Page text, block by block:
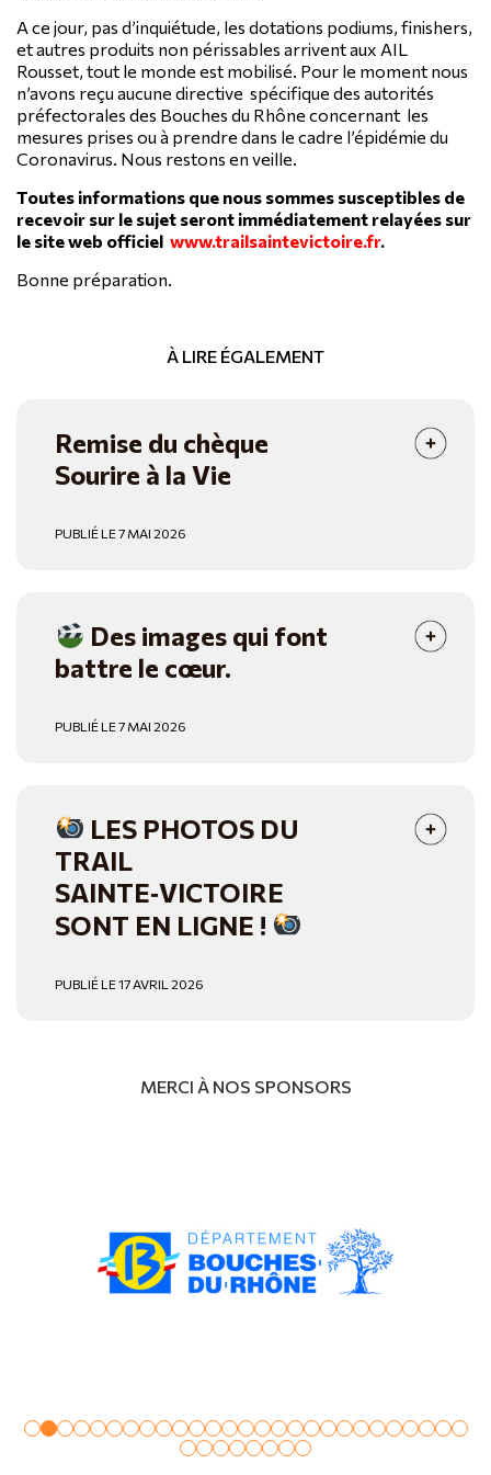
A ce jour, pas d’inquiétude, les dotations podiums, finishers,
et autres produits non périssables arrivent aux AIL
Rousset, tout le monde est mobilisé. Pour le moment nous
n’avons reçu aucune directive spécifique des autorités
préfectorales des Bouches du Rhône concernant les
mesures prises ou à prendre dans le cadre l’épidémie du
Coronavirus. Nous restons en veille.
Toutes informations que nous sommes susceptibles de
recevoir sur le sujet seront immédiatement relayées sur
le site web officiel www.trailsaintevictoire.fr.
Bonne préparation.
À LIRE ÉGALEMENT
Remise du chèque
Sourire à la Vie
PUBLIÉ LE 7 MAI 2026
Des images qui font
battre le cœur.
PUBLIÉ LE 7 MAI 2026
LES PHOTOS DU
TRAIL
SAINTE‑VICTOIRE
SONT EN LIGNE !
PUBLIÉ LE 17 AVRIL 2026
MERCI À NOS SPONSORS